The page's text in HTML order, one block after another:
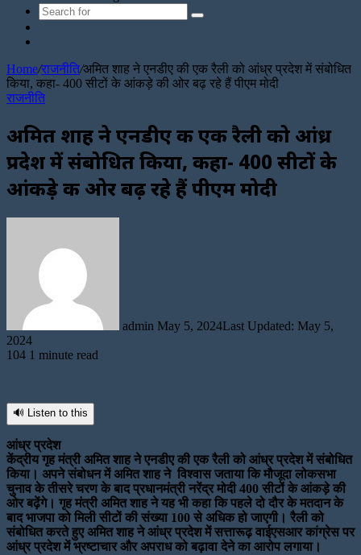
Search
Home/राजनीति/अमित शाह ने एनडीए की एक रैली को आंध्र प्रदेश में संबोधित
किया, कहा- 400 सीटों के आंकड़े की ओर बढ़ रहे हैं पीएम मोदी
राजनीति
अमित शाह ने एनडीए की एक रैली को आंध्र
प्रदेश में संबोधित किया, कहा- 400 सीटों के
आंकड़े की ओर बढ़ रहे हैं पीएम मोदी
admin May 5, 2024Last Updated: May 5,
2024
104 1 minute read
🔊 Listen to this
आंध्र प्रदेश
केंद्रीय गृह मंत्री अमित शाह ने एनडीए की एक रैली को आंध्र प्रदेश में संबोधित
किया। अपने संबोधन में अमित शाह ने विश्वास जताया कि मौजूदा लोकसभा
चुनाव के तीसरे चरण के बाद प्रधानमंत्री नरेंद्र मोदी 400 सीटों के आंकड़े की
ओर बढ़ेंगे। गृह मंत्री अमित शाह ने यह भी कहा कि पहले दो दौर के मतदान के
बाद भाजपा को मिली सीटों की संख्या 100 से अधिक हो जाएगी। रैली को
संबोधित करते हुए अमित शाह ने आंध्र प्रदेश में सत्तारूढ़ वाईएसआर कांग्रेस पर
आंध्र प्रदेश में भ्रष्टाचार और अपराध को बढ़ावा देने का आरोप लगाया।